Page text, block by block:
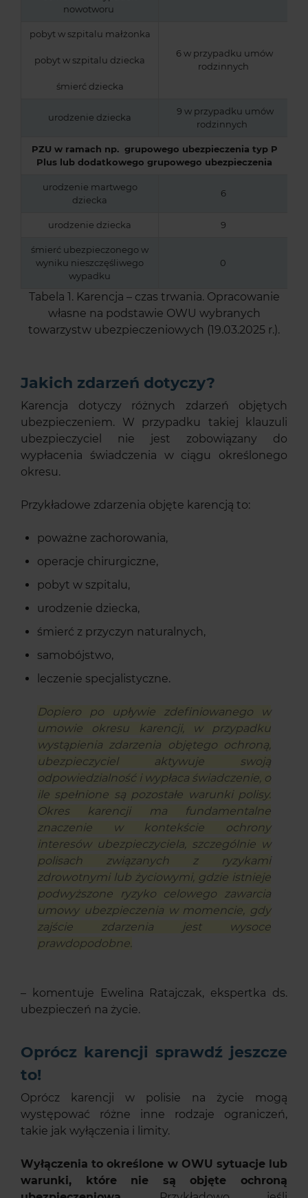
nowotworu
pobyt w szpitalu małżonka
pobyt w szpitalu dziecka
śmierć dziecka
6 w przypadku umów
rodzinnych
urodzenie dziecka
9 w przypadku umów
rodzinnych
PZU w ramach np. grupowego ubezpieczenia typ P
Plus lub dodatkowego grupowego ubezpieczenia
urodzenie martwego
dziecka
6
urodzenie dziecka 9
śmierć ubezpieczonego w
wyniku nieszczęśliwego
wypadku
0
Tabela 1. Karencja – czas trwania. Opracowanie
własne na podstawie OWU wybranych
towarzystw ubezpieczeniowych (19.03.2025 r.).
Jakich zdarzeń dotyczy?
Karencja dotyczy różnych zdarzeń objętych
ubezpieczeniem. W przypadku takiej klauzuli
ubezpieczyciel nie jest zobowiązany do
wypłacenia świadczenia w ciągu określonego
okresu.
Przykładowe zdarzenia objęte karencją to:
poważne zachorowania,
operacje chirurgiczne,
pobyt w szpitalu,
urodzenie dziecka,
śmierć z przyczyn naturalnych,
samobójstwo,
leczenie specjalistyczne.
Dopiero po upływie zdefiniowanego w
umowie okresu karencji, w przypadku
wystąpienia zdarzenia objętego ochroną,
ubezpieczyciel aktywuje swoją
odpowiedzialność i wypłaca świadczenie, o
ile spełnione są pozostałe warunki polisy.
Okres karencji ma fundamentalne
znaczenie w kontekście ochrony
interesów ubezpieczyciela, szczególnie w
polisach związanych z ryzykami
zdrowotnymi lub życiowymi, gdzie istnieje
podwyższone ryzyko celowego zawarcia
umowy ubezpieczenia w momencie, gdy
zajście zdarzenia jest wysoce
prawdopodobne.
– komentuje Ewelina Ratajczak, ekspertka ds.
ubezpieczeń na życie.
Oprócz karencji sprawdź jeszcze
to!
Oprócz karencji w polisie na życie mogą
występować różne inne rodzaje ograniczeń,
takie jak wyłączenia i limity.
Wyłączenia to określone w OWU sytuacje lub
warunki, które nie są objęte ochroną